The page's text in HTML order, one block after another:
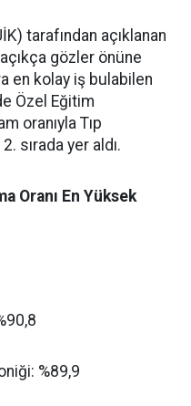
tarafından açıklanan
gözler önüne
en kolay iş bulabilen
Özel Eğitim
oranıyla Tıp
sırada yer aldı.
Oranı En Yüksek
%89,9